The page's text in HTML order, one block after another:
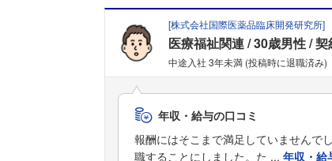
[株式会社国際医薬品臨床開発研究所]
医療福祉関連 30歳男性 契
中途入社 3年未満 (投稿時に退職済み)
年収・給与の口コミ
報酬にはそこまで満足していませんで
職することにしました。た ... 年収・給